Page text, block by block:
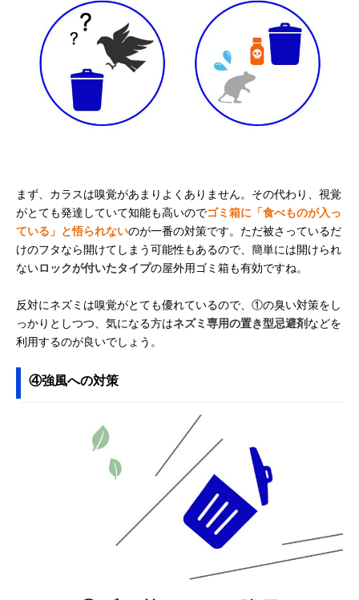
まず、カラスは嗅覚があまりよくありません。その代わり、視覚
がとても発達していて知能も高いのでゴミ箱に「食べものが入っ
ている」と悟られないのが一番の対策です。ただ被さっているだ
けのフタなら開けてしまう可能性もあるので、簡単には開けられ
ないロックが付いたタイプの屋外用ゴミ箱も有効ですね。
反対にネズミは嗅覚がとても優れているので、①の臭い対策をし
っかりとしつつ、気になる方はネズミ専用の置き型忌避剤などを
利用するのが良いでしょう。
④強風への対策